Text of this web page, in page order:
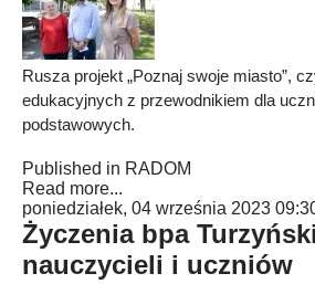
Rusza projekt „Poznaj swoje miasto”,
edukacyjnych z przewodnikiem dla
podstawowych.
Published in RADOM
Read more...
poniedziałek, 04 września 2023
Życzenia bpa
nauczycieli i uczniów